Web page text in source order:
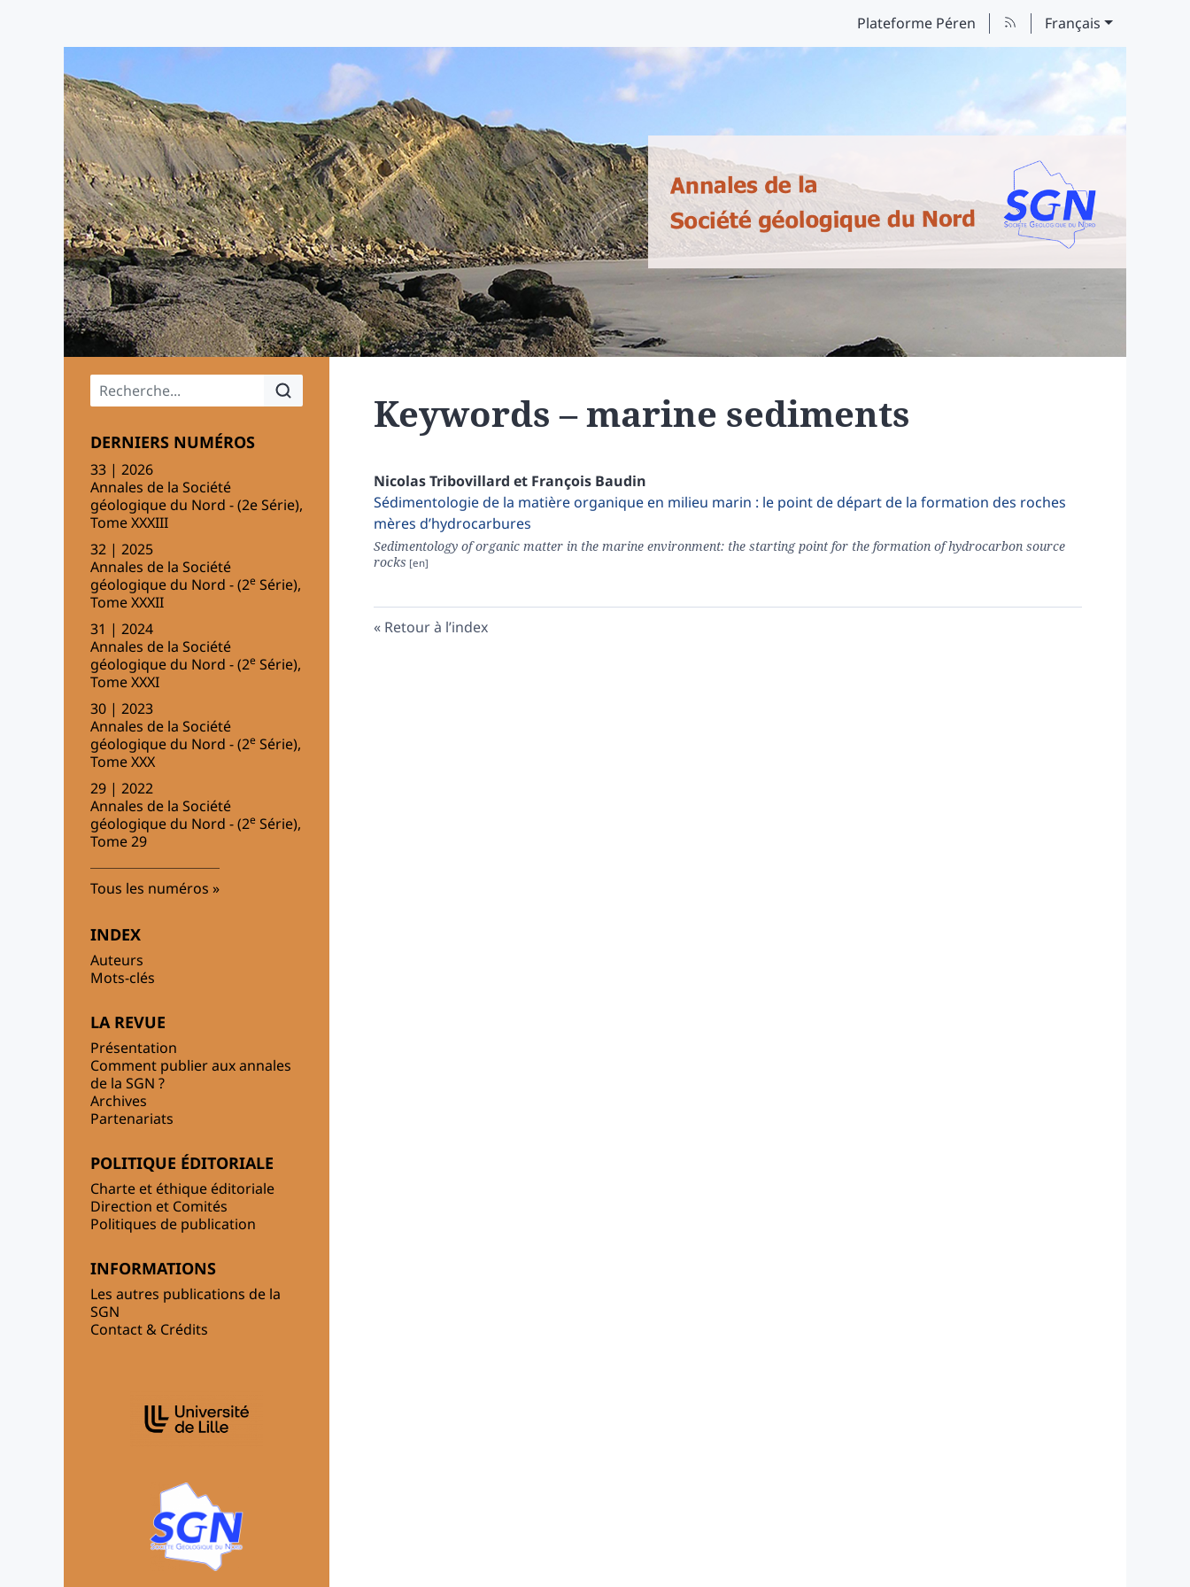
Plateforme Péren Français
Menu principal
DERNIERS NUMÉROS
33 | 2026
Annales de la Société
géologique du Nord - (2e Série),
Tome XXXIII
32 | 2025
Annales de la Société
géologique du Nord - (2e Série),
Tome XXXII
31 | 2024
Annales de la Société
géologique du Nord - (2e Série),
Tome XXXI
30 | 2023
Annales de la Société
géologique du Nord - (2e Série),
Tome XXX
29 | 2022
Annales de la Société
géologique du Nord - (2e Série),
Tome 29
Tous les numéros
INDEX
Auteurs
Mots-clés
LA REVUE
Présentation
Comment publier aux annales
de la SGN ?
Archives
Partenariats
POLITIQUE ÉDITORIALE
Charte et éthique éditoriale
Direction et Comités
Politiques de publication
INFORMATIONS
Les autres publications de la
SGN
Contact & Crédits
Keywords – marine sediments
NicolasTribovillard et François Baudin
Sédimentologie de la matière organique en milieu marin : le point de départ de la formation des roches
mères d’hydrocarbures
Sedimentology of organic matter in the marine environment: the starting point for the formation of hydrocarbon source
rocks
Retour à l’index